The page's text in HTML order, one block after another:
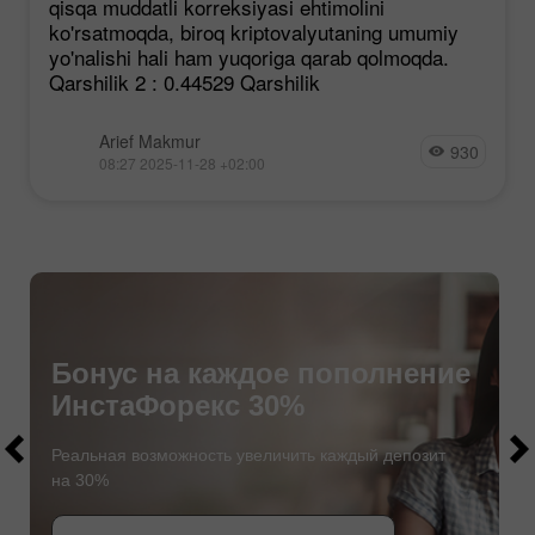
qisqa muddatli korreksiyasi ehtimolini
ko'rsatmoqda, biroq kriptovalyutaning umumiy
yo'nalishi hali ham yuqoriga qarab qolmoqda.
Qarshilik 2 : 0.44529 Qarshilik
Arief Makmur
08:27 2025-11-28 +02:00 930
Бонус на каждое пополнение
ИнстаФорекс 30%
Реальная возможность увеличить каждый депозит
на 30%